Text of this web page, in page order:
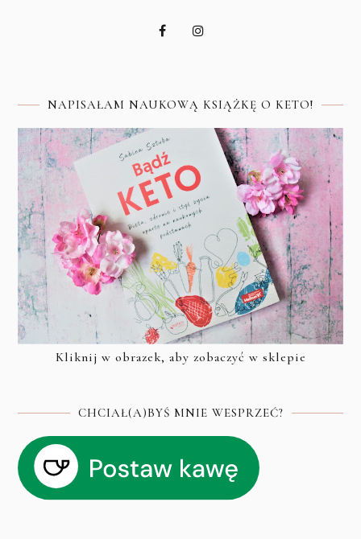
NAPISAŁAM NAUKOWĄ KSIĄŻKĘ O KETO!
Kliknij w obrazek, aby zobaczyć w sklepie
CHCIAŁ(A)BYŚ MNIE WESPRZEĆ?